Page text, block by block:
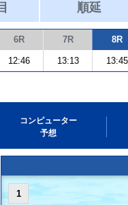
順延
6R 7R 8R
12:46 13:13 13:45
コンピューター
予想
1